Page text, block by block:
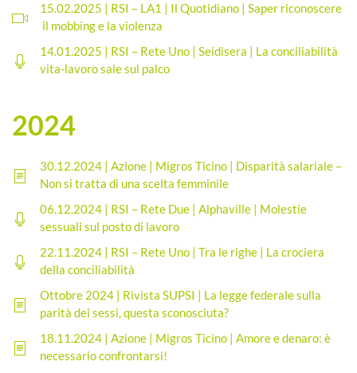
15.02.2025 | RSI – LA1 | Il Quotidiano | Saper riconoscere
il mobbing e la violenza
14.01.2025 | RSI – Rete Uno | Seidisera | La conciliabilità
vita-lavoro sale sul palco
2024
30.12.2024 | Azione | Migros Ticino | Disparità salariale –
Non si tratta di una scelta femminile
06.12.2024 | RSI – Rete Due | Alphaville | Molestie
sessuali sul posto di lavoro
22.11.2024 | RSI – Rete Uno | Tra le righe | La crociera
della conciliabilità
Ottobre 2024 | Rivista SUPSI | La legge federale sulla
parità dei sessi, questa sconosciuta?
18.11.2024 | Azione | Migros Ticino | Amore e denaro: è
necessario confrontarsi!